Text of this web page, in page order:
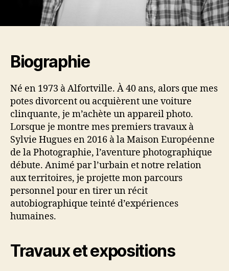
Biographie
Né en 1973 à Alfortville. À 40 ans, alors que mes
potes divorcent ou acquièrent une voiture
clinquante, je m’achète un appareil photo.
Lorsque je montre mes premiers travaux à
Sylvie Hugues en 2016 à la Maison Européenne
de la Photographie, l’aventure photographique
débute. Animé par l’urbain et notre relation
aux territoires, je projette mon parcours
personnel pour en tirer un récit
autobiographique teinté d’expériences
humaines.
Travaux et expositions